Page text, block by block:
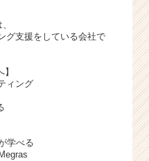
グ支援をしている会社で
ィング
学べる